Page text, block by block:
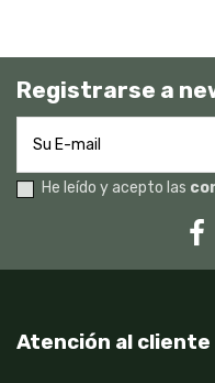
Registrarse a
He leído y acepto las
Atención al cliente